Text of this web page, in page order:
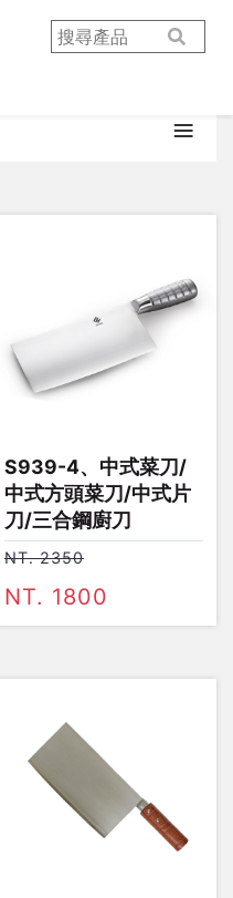
S939-4、中式菜刀/
中式方頭菜刀/中式片
刀/三合鋼廚刀
NT. 2350
NT. 1800